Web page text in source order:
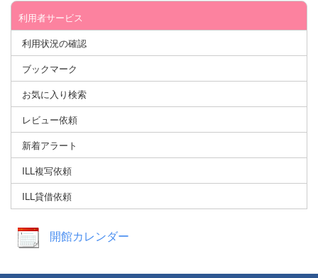
利用者サービス
利用状況の確認
ブックマーク
お気に入り検索
レビュー依頼
新着アラート
ILL複写依頼
ILL貸借依頼
開館カレンダー